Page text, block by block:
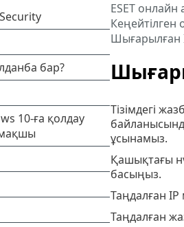
ESET
Кеңейтілген
Шығарылған
Тізімдегі
ұсынамыз.
Қашықтағы
басыңыз.
Таңдалған
Таңдалған